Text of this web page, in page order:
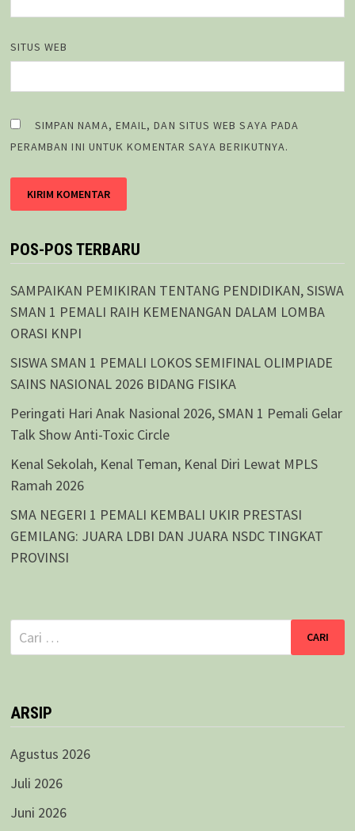
SITUS WEB
SIMPAN NAMA, EMAIL, DAN SITUS WEB SAYA PADA
PERAMBAN INI UNTUK KOMENTAR SAYA BERIKUTNYA.
POS-POS TERBARU
SAMPAIKAN PEMIKIRAN TENTANG PENDIDIKAN, SISWA
SMAN 1 PEMALI RAIH KEMENANGAN DALAM LOMBA
ORASI KNPI
SISWA SMAN 1 PEMALI LOKOS SEMIFINAL OLIMPIADE
SAINS NASIONAL 2026 BIDANG FISIKA
Peringati Hari Anak Nasional 2026, SMAN 1 Pemali Gelar
Talk Show Anti-Toxic Circle
Kenal Sekolah, Kenal Teman, Kenal Diri Lewat MPLS
Ramah 2026
SMA NEGERI 1 PEMALI KEMBALI UKIR PRESTASI
GEMILANG: JUARA LDBI DAN JUARA NSDC TINGKAT
PROVINSI
Cari
untuk:
ARSIP
Agustus 2026
Juli 2026
Juni 2026